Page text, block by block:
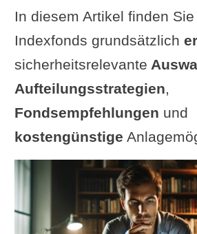
In diesem Artikel finden Sie
Indexfonds grundsätzlich
sicherheitsrelevante
Aufteilungsstrategien,
Fondsempfehlungen und
kostengünstige